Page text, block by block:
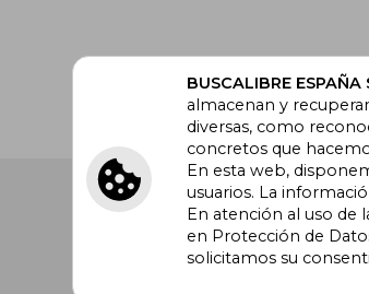
Buscalibre España . Calle Energía,
Barcelona. Derechos Reservados.
BUSCALIBRE ESPAÑA
almacenan y
diversas, como
concretos que
En esta web,
usuarios. La
En atención al uso de
en Protección de
solicitamos su